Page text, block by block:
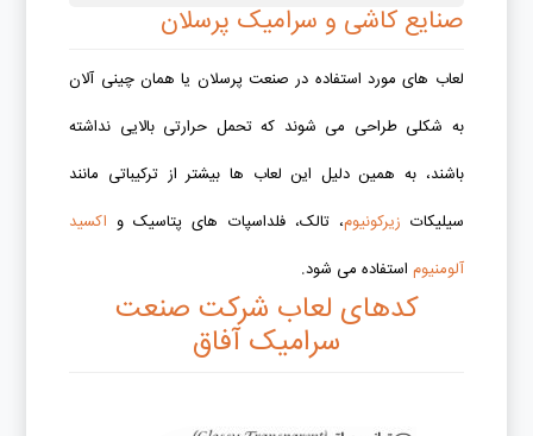
صنایع کاشی و سرامیک پرسلان
لعاب های مورد استفاده در صنعت پرسلان یا همان چینی آلان
به شکلی طراحی می شوند که تحمل حرارتی بالایی نداشته
باشند، به همین دلیل این لعاب ها بیشتر از ترکیباتی مانند
سیلیکات زیرکونیوم، تالک، فلداسپات های پتاسیک و اکسید
آلومنیوم استفاده می شود.
کدهای لعاب شرکت صنعت
سرامیک آفاق